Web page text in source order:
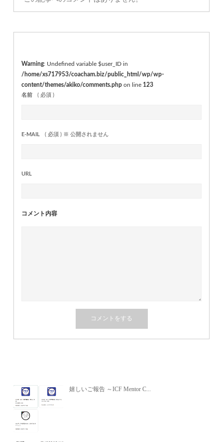
Warning : Undefined variable $user_ID in
/home/xs717953/coacham.biz/public_html/wp/wp-
content/themes/akiko/comments.php on line 123
名前 ( 必須 )
E-MAIL ( 必須 ) ※ 公開されません
URL
コメント内容
嬉しいご報告 ～ICF Mentor C...